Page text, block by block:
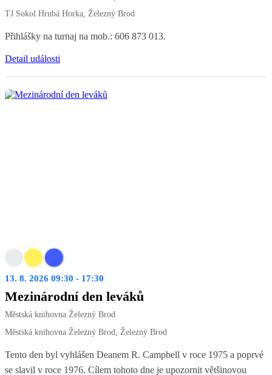
TJ Sokol Hrubá Horka, Železný Brod
Přihlášky na turnaj na mob.: 606 873 013.
Detail události
13. 8. 2026 09:30 - 17:30
Mezinárodní den leváků
Městská knihovna Železný Brod
Městská knihovna Železný Brod, Železný Brod
Tento den byl vyhlášen Deanem R. Campbell v roce 1975 a poprvé
se slavil v roce 1976. Cílem tohoto dne je upozornit většinovou